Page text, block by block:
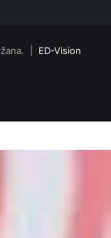
| ED-Vision